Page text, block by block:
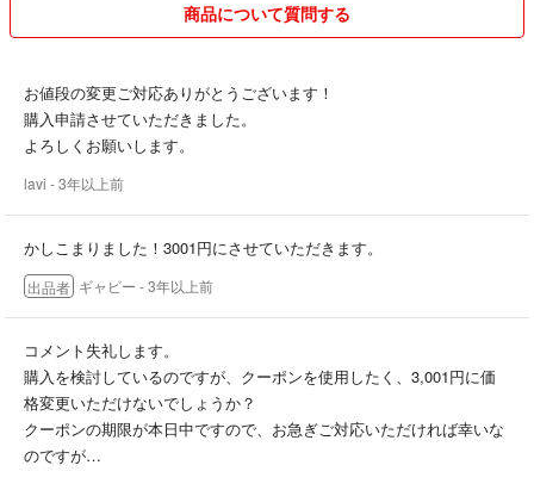
商品について質問する
お値段の変更ご対応ありがとうございます！
購入申請させていただきました。
よろしくお願いします。
lavi - 3年以上前
かしこまりました！3001円にさせていただきます。
出品者 ギャビー - 3年以上前
コメント失礼します。
購入を検討しているのですが、クーポンを使用したく、3,001円に価
格変更いただけないでしょうか？
クーポンの期限が本日中ですので、お急ぎご対応いただければ幸いな
のですが…